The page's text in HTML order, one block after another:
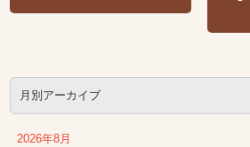
月別アーカイブ
2026年8月